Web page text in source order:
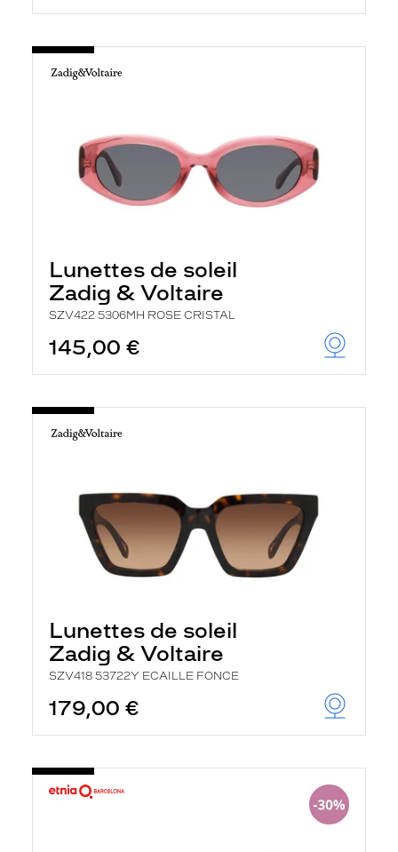
Lunettes de soleil
Zadig & Voltaire
SZV422 5306MH ROSE CRISTAL
145,00 €
Lunettes de soleil
Zadig & Voltaire
SZV418 53722Y ECAILLE FONCE
179,00 €